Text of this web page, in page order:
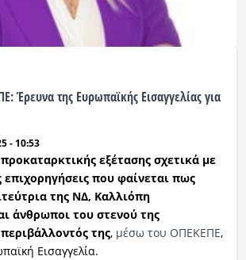
Έρευνα της Ευρωπαϊκής Εισαγγελίας για
- 10:53
εξέτασης σχετικά με
επιχορηγήσεις που φαίνεται πως
της ΝΔ, Καλλιόπη
άνθρωποι του στενού της
της, μέσω του ΟΠΕΚΕΠΕ,
Εισαγγελία.